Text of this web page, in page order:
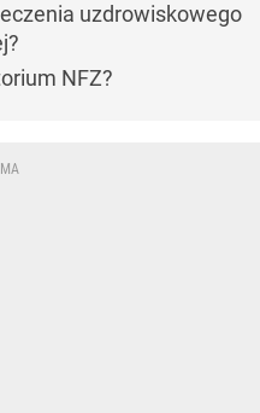
uzdrowiskowego
NFZ?